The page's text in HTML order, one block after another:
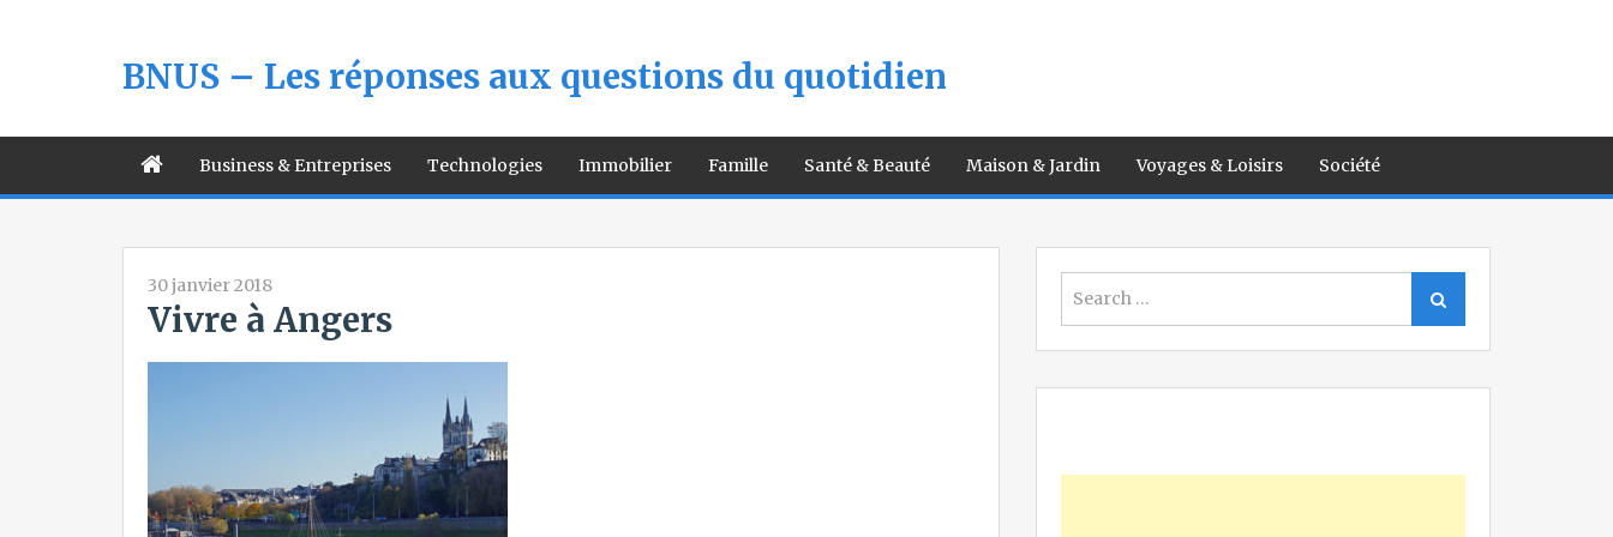
BNUS – Les réponses aux questions du quotidien
Business & Entreprises Technologies Immobilier Famille Santé & Beauté Maison & Jardin Voyages & Loisirs Société
30 janvier 2018
Vivre à Angers
for:
Search